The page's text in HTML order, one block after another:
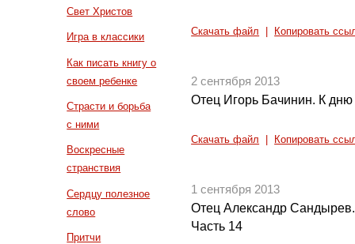
Свет Христов
Игра в классики
Как писать книгу о
своем ребенке
Страсти и борьба
с ними
Воскресные
странствия
Сердцу полезное
слово
Притчи
Скачать файл Копировать
2 сентября 2013
Отец Игорь Бачинин. К дню
Скачать файл Копировать
1 сентября 2013
Отец Александр
Часть 14